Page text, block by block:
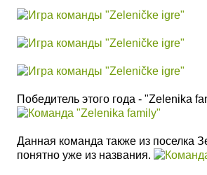
Победитель этого года - "Zelenika
Данная команда также из поселка
понятно уже из названия.